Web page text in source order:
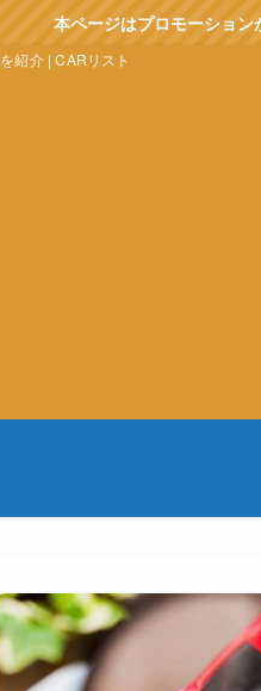
本ページはプロモーション
紹介 | CARリスト